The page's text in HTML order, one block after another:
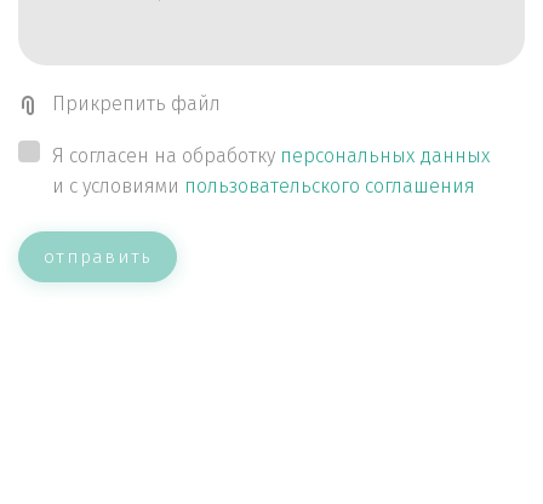
Прикрепить файл
Я согласен на обработку персональных данных
и с условиями пользовательского соглашения
отправить